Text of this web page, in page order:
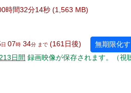
時間32分14秒 (1,563 MB)
日 07時 34分 まで (161日後)
無期限化
213日間 録画映像が保存されます。（視